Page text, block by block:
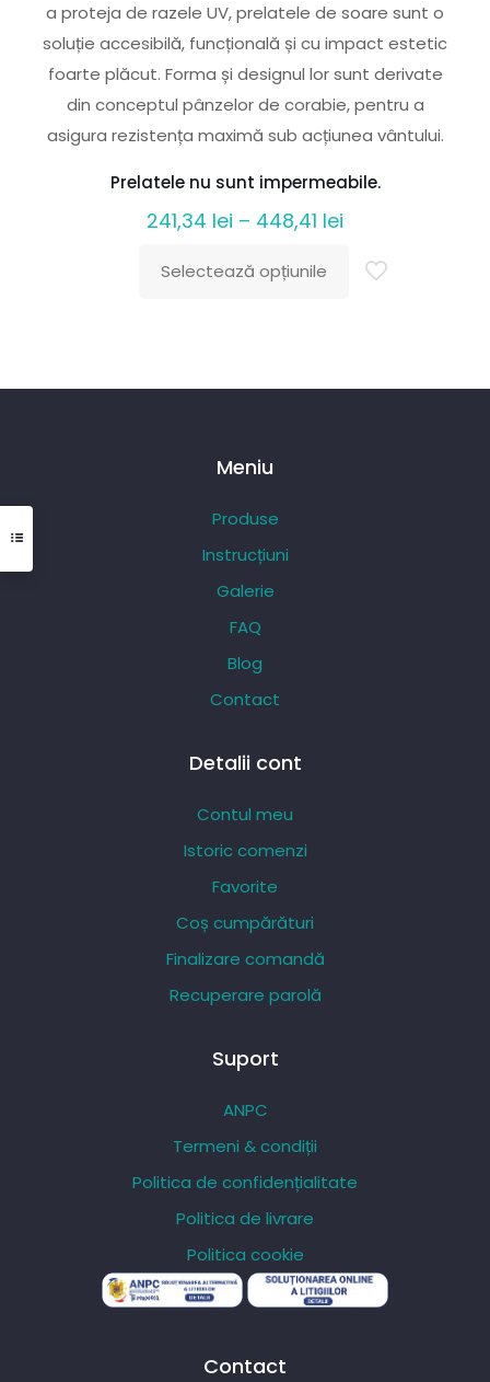
a proteja de razele UV, prelatele de soare sunt o
soluție accesibilă, funcțională și cu impact estetic
foarte plăcut. Forma și designul lor sunt derivate
din conceptul pânzelor de corabie, pentru a
asigura rezistența maximă sub acțiunea vântului.
Prelatele nu sunt impermeabile.
241,34 lei – 448,41 lei
prețuri:
Selectează opțiunile
Acest
Meniu
Produse
Instrucțiuni
Galerie
FAQ
Blog
Contact
Detalii cont
Contul meu
Istoric comenzi
Favorite
Coș cumpărături
Finalizare comandă
Recuperare parolă
Suport
ANPC
Termeni & condiții
Politica de confidențialitate
Politica de livrare
Politica cookie
Contact